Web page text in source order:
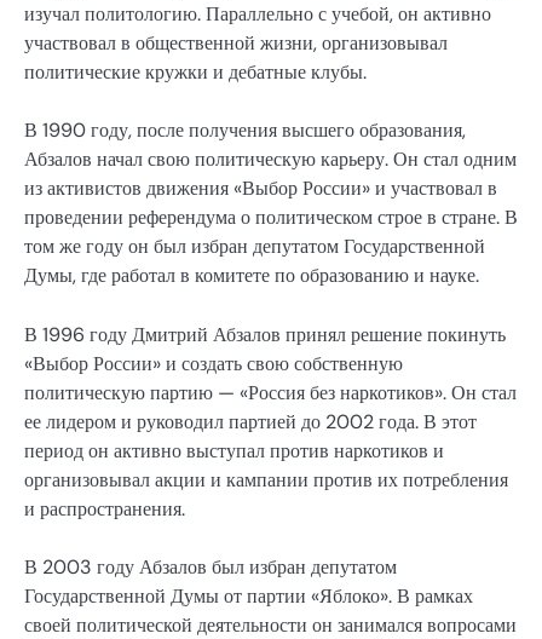
изучал политологию. Параллельно с учебой, он активно
участвовал в общественной жизни, организовывал
политические кружки и дебатные клубы.
В 1990 году, после получения высшего образования,
Абзалов начал свою политическую карьеру. Он стал одним
из активистов движения «Выбор России» и участвовал в
проведении референдума о политическом строе в стране. В
том же году он был избран депутатом Государственной
Думы, где работал в комитете по образованию и науке.
В 1996 году Дмитрий Абзалов принял решение покинуть
«Выбор России» и создать свою собственную
политическую партию — «Россия без наркотиков». Он стал
ее лидером и руководил партией до 2002 года. В этот
период он активно выступал против наркотиков и
организовывал акции и кампании против их потребления
и распространения.
В 2003 году Абзалов был избран депутатом
Государственной Думы от партии «Яблоко». В рамках
своей политической деятельности он занимался вопросами